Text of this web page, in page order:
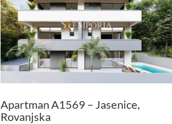
Apartman A1569 – Jasenice,
Rovanjska